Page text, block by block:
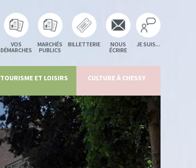
VOS
DÉMARCHES
MARCHÉS
PUBLICS
BILLETTERIE
NOUS
ÉCRIRE
JE SUIS...
TOURISME ET LOISIRS CULTURE À CHESSY